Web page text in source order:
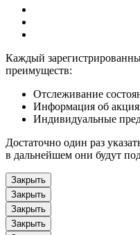
Каждый
преимуществ:
Отслеживание
Информация об
Индивидуальные
Достаточно один раз
в дальнейшем они будут
Закрыть
Закрыть
Закрыть
Закрыть